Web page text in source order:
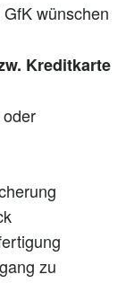
GfK wünschen
Kreditkarte
zu